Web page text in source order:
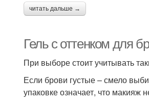
читать дальше →
Гель с оттенком для
При выборе стоит учитывать
Если брови густые – смело
упаковке означает, что макияж